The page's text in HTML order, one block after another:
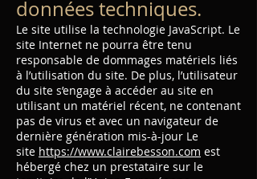
données techniques.
Le site utilise la technologie JavaScript. Le
site Internet ne pourra être tenu
responsable de dommages matériels liés
à l’utilisation du site. De plus, l’utilisateur
du site s’engage à accéder au site en
utilisant un matériel récent, ne contenant
pas de virus et avec un navigateur de
dernière génération mis-à-jour Le
site https://www.clairebesson.com est
hébergé chez un prestataire sur le